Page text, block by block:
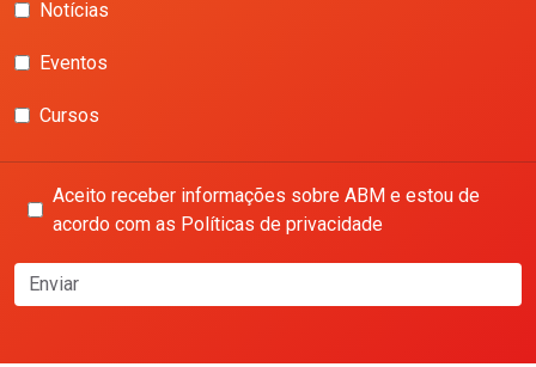
Notícias
Eventos
Cursos
Aceito receber informações sobre ABM e estou de
acordo com as Políticas de privacidade
Enviar